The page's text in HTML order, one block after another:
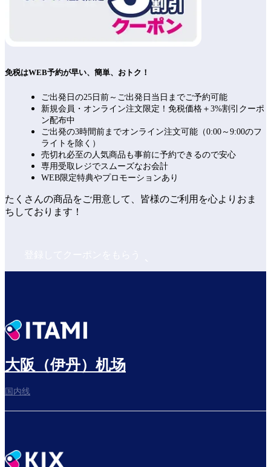
免税はWEB予約が早い、簡単、おトク！
ご出発日の25日前～ご出発日当日までご予約可能
新規会員・オンライン注文限定！免税価格＋3%割引クーポ
ン配布中
ご出発の3時間前までオンライン注文可能（0:00～9:00のフ
ライトを除く）
売切れ必至の人気商品も事前に予約できるので安心
専用受取レジでスムーズなお会計
WEB限定特典やプロモーションあり
たくさんの商品をご用意して、皆様のご利用を心よりおま
ちしております！
大阪（伊丹）机场
国内线